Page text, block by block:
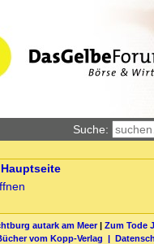
Suche:
autark am Meer| Zum Tode
vom Kopp-Verlag |